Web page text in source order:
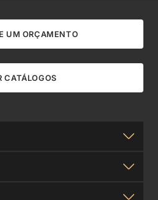
UM ORÇAMENTO
CATÁLOGOS